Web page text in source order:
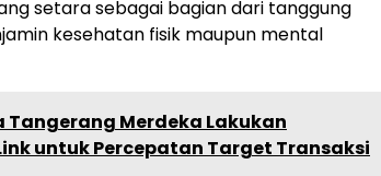
setara sebagai bagian dari tanggung
kesehatan fisik maupun mental
Tangerang Merdeka Lakukan
untuk Percepatan Target Transaksi